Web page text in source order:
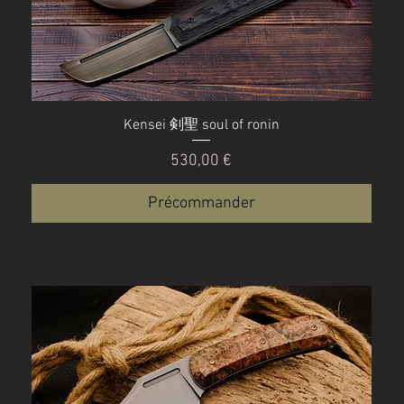
Kensei 剣聖 soul of ronin
Prix
530,00 €
Précommander